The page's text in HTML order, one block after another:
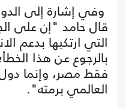
وفي إشارة إلى
قال حامد "إن على
التي ارتكبها بدعم
بالرجوع عن هذا
فقط مصر، وإنما دول
العالمي برمته".